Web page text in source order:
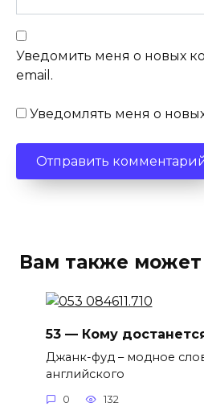
Уведомить меня о новых
email.
Уведомлять меня о
Вам также может
53 — Кому
Джанк-фуд – модное
английского
0 132